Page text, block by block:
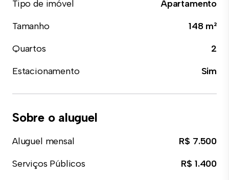
Tipo de imóvel
Apartamento
Tamanho
148 m²
Quartos
2
Estacionamento
Sim
Sobre o aluguel
Aluguel mensal
R$ 7.500
Serviços Públicos
R$ 1.400